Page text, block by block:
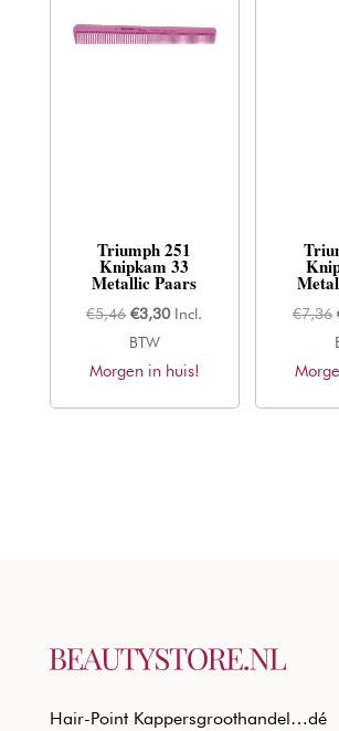
Triumph 251
Knipkam 33
Metallic Paars
€5,46 Oorspronkelijke
prijs
was:
€3,30Huidige
is:
Incl.
BTW
Morgen in huis!
€7,36
Hair-Point Kappersgroothandel…dé